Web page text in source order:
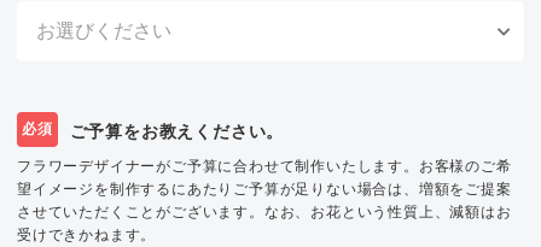
必須 ご予算をお教えください。
フラワーデザイナーがご予算に合わせて制作いたします。お客様のご希
望イメージを制作するにあたりご予算が足りない場合は、増額をご提案
させていただくことがございます。なお、お花という性質上、減額はお
受けできかねます。